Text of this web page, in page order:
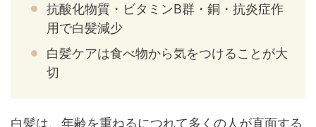
抗酸化物質・ビタミンB群・銅・抗炎症作
用で白髪減少
白髪ケアは食べ物から気をつけることが大
切
白髪は、年齢を重ねるにつれて多くの人が直面する